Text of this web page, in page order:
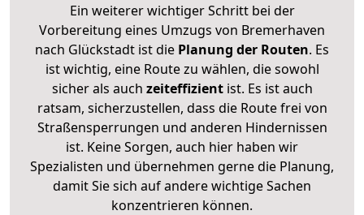
Ein weiterer wichtiger Schritt bei der
Vorbereitung eines Umzugs von Bremerhaven
nach Glückstadt ist die Planung der Routen. Es
ist wichtig, eine Route zu wählen, die sowohl
sicher als auch zeiteffizientist. Es ist auch
ratsam, sicherzustellen, dass die Route frei von
Straßensperrungen und anderen Hindernissen
ist. Keine Sorgen, auch hier haben wir
Spezialisten und übernehmen gerne die Planung,
damit Sie sich auf andere wichtige Sachen
konzentrieren können.